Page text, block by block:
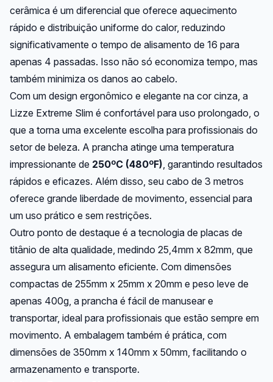
cerâmica é um diferencial que oferece aquecimento
rápido e distribuição uniforme do calor, reduzindo
significativamente o tempo de alisamento de 16 para
apenas 4 passadas. Isso não só economiza tempo, mas
também minimiza os danos ao cabelo.
Com um design ergonômico e elegante na cor cinza, a
Lizze Extreme Slim é confortável para uso prolongado, o
que a torna uma excelente escolha para profissionais do
setor de beleza. A prancha atinge uma temperatura
impressionante de 250ºC (480ºF), garantindo resultados
rápidos e eficazes. Além disso, seu cabo de 3 metros
oferece grande liberdade de movimento, essencial para
um uso prático e sem restrições.
Outro ponto de destaque é a tecnologia de placas de
titânio de alta qualidade, medindo 25,4mm x 82mm, que
assegura um alisamento eficiente. Com dimensões
compactas de 255mm x 25mm x 20mm e peso leve de
apenas 400g, a prancha é fácil de manusear e
transportar, ideal para profissionais que estão sempre em
movimento. A embalagem também é prática, com
dimensões de 350mm x 140mm x 50mm, facilitando o
armazenamento e transporte.